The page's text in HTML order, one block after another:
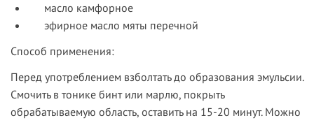
масло камфорное
эфирное масло мяты перечной
Способ применения:
Перед употреблением взболтать до образования эмульсии.
Смочить в тонике бинт или марлю, покрыть
обрабатываемую область, оставить на 15-20 минут. Можно